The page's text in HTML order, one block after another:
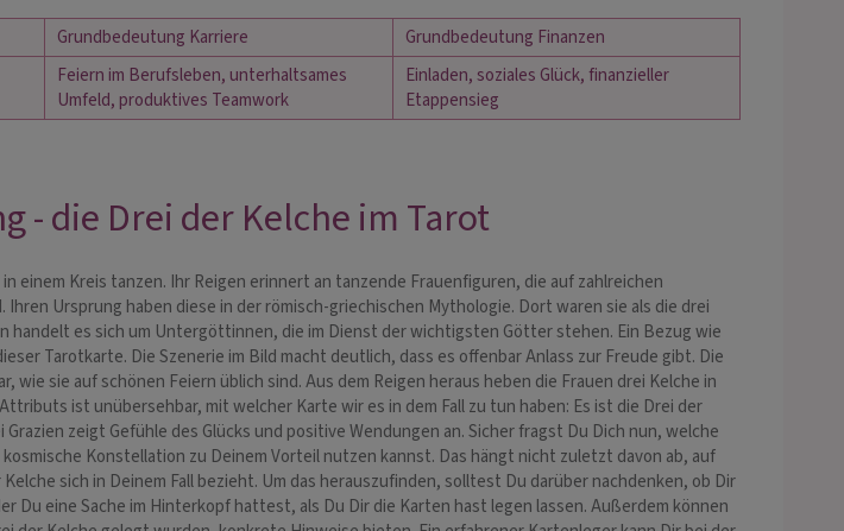
Grundbedeutung Karriere
Grundbedeutung Finanzen
Feiern im Berufsleben, unterhaltsames
Umfeld, produktives Teamwork
Einladen, soziales Glück, finanzieller
Etappensieg
- die Drei der Kelche im Tarot
einem Kreis tanzen. Ihr Reigen erinnert an tanzende Frauenfiguren, die auf zahlreichen
Ursprung haben diese in der römisch-griechischen Mythologie. Dort waren sie als die drei
handelt es sich um Untergöttinnen, die im Dienst der wichtigsten Götter stehen. Ein Bezug wie
Tarotkarte. Die Szenerie im Bild macht deutlich, dass es offenbar Anlass zur Freude gibt. Die
wie sie auf schönen Feiern üblich sind. Aus dem Reigen heraus heben die Frauen drei Kelche in
ist unübersehbar, mit welcher Karte wir es in dem Fall zu tun haben: Es ist die Drei der
zeigt Gefühle des Glücks und positive Wendungen an. Sicher fragst Du Dich nun, welche
Konstellation zu Deinem Vorteil nutzen kannst. Das hängt nicht zuletzt davon ab, auf
sich in Deinem Fall bezieht. Um das herauszufinden, solltest Du darüber nachdenken, ob Dir
Du eine Sache im Hinterkopf hattest, als Du Dir die Karten hast legen lassen. Außerdem können